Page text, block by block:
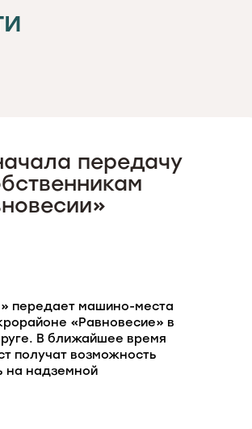
передачу
передает машино-места
«Равновесие» в
В ближайшее время
получат возможность
на надземной